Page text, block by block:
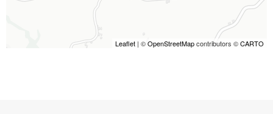
Leaflet | ©OpenStreetMapcontributors ©CARTO